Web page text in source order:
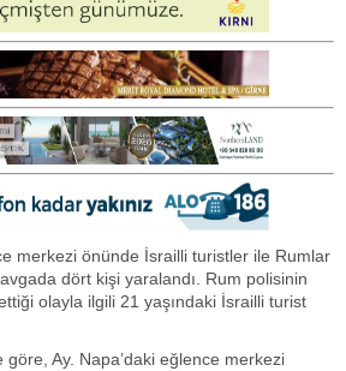
merkezi önünde İsrailli turistler ile Rumlar
dört kişi yaralandı. Rum polisinin
olayla ilgili 21 yaşındaki İsrailli turist
göre, Ay. Napa’daki eğlence merkezi